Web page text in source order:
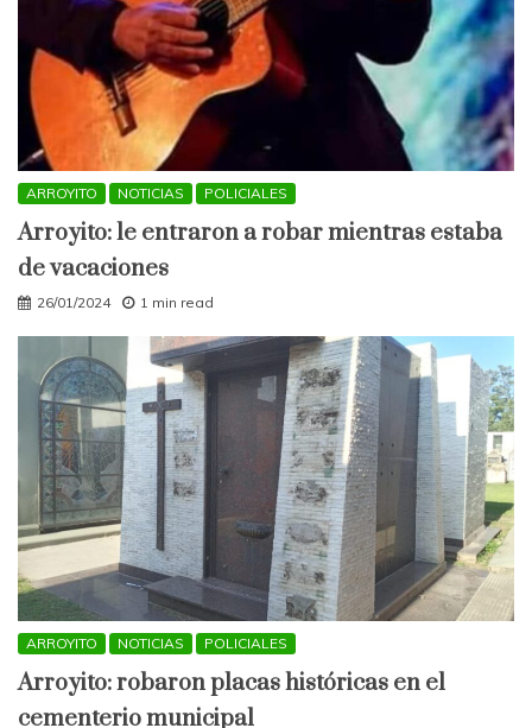
ARROYITO NOTICIAS POLICIALES
Arroyito: le entraron a robar mientras estaba
de vacaciones
26/01/2024 1 min read
ARROYITO NOTICIAS POLICIALES
Arroyito: robaron placas históricas en el
cementerio municipal